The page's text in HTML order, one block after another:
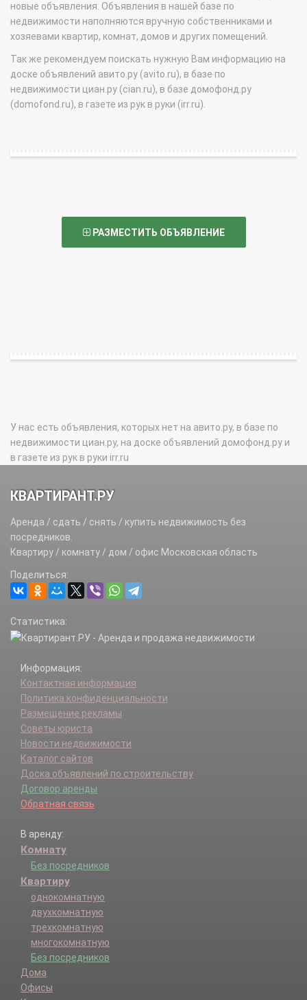
новые объявления. Объявления в нашей базе по
недвижимости наполняются вручную собственниками и
хозяевами квартир, комнат, домов и других помещений.
Так же рекомендуем поискать нужную Вам информацию на
доске объявлений авито.ру (avito.ru), в базе по
недвижимости циан.ру (cian.ru), в базе домофонд.ру
(domofond.ru), в газете из рук в руки (irr.ru).
РАЗМЕСТИТЬ ОБЪЯВЛЕНИЕ
У нас есть объявления, которых нет на авито.ру, в базе по
недвижимости циан.ру, на доске объявлений домофонд.ру и
в газете из рук в руки irr.ru
КВАРТИРАНТ.РУ
Аренда / сдать / снять / купить недвижимость без
посредников.
Квартиру / комнату / дом / офис Московская область
Поделиться:
Статистика:
Информация:
Контактная информация
Политика конфиденциальности
Размещение рекламы
Советы юриста
Новости недвижимости
Каталог сайтов
Доска объявлений по строительству
Договор аренды
Обратная связь
В аренду:
Комнату
Без посредников
Квартиру
однокомнатную
двухкомнатную
трехкомнатную
многокомнатную
Без посредников
Дома
Офисы